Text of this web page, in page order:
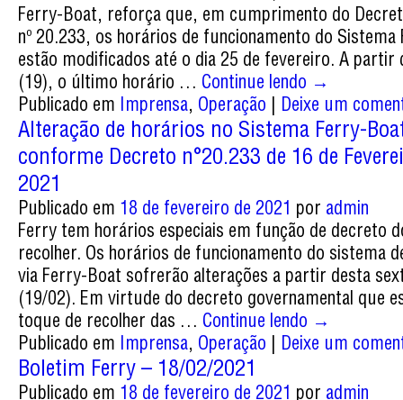
Ferry-Boat, reforça que, em cumprimento do
nº 20.233, os horários de funcionamento do
estão modificados até o dia 25 de fevereiro. A partir
(19), o último horário … Continue lendo →
Publicado em Imprensa, Operação | Deixe um
Alteração de horários no Sistema Ferry-
conforme Decreto n°20.233 de 16 de
2021
Publicado em 18 de fevereiro de 2021 por admin
Ferry tem horários especiais em função de decreto
recolher. Os horários de funcionamento do sistema
via Ferry-Boat sofrerão alterações a partir desta
(19/02). Em virtude do decreto governamental que
toque de recolher das … Continue lendo →
Publicado em Imprensa, Operação | Deixe um
Boletim Ferry – 18/02/2021
Publicado em 18 de fevereiro de 2021 por admin